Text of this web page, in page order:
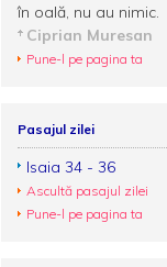
în oală, nu au nimic.
Ciprian Muresan
Pune-l pe pagina ta
Pasajul zilei
Isaia 34 - 36
Ascultă pasajul zilei
Pune-l pe pagina ta